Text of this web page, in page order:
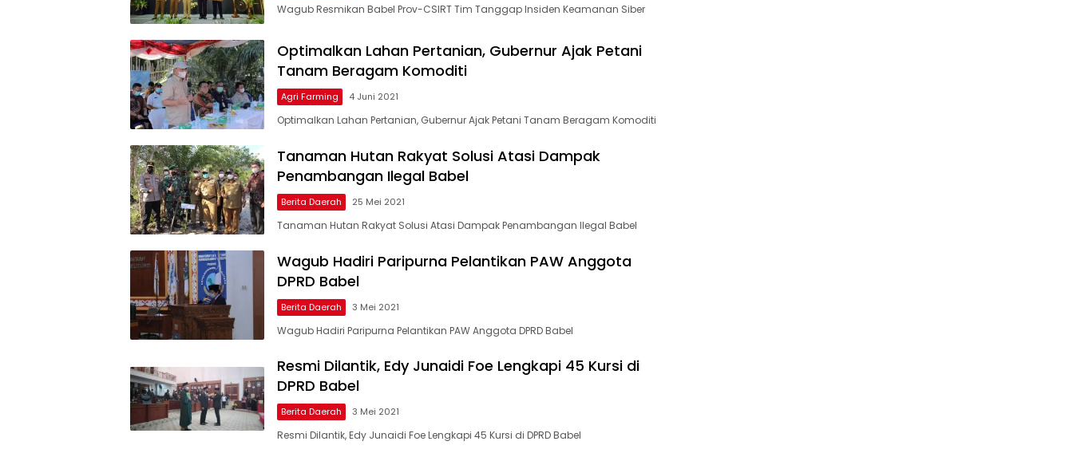
Wagub Resmikan Babel Prov-CSIRT Tim Tanggap Insiden Keamanan Siber
Optimalkan Lahan Pertanian, Gubernur Ajak Petani
Tanam Beragam Komoditi
Agri Farming 4 Juni 2021
Optimalkan Lahan Pertanian, Gubernur Ajak Petani Tanam Beragam Komoditi
Tanaman Hutan Rakyat Solusi Atasi Dampak
Penambangan Ilegal Babel
Berita Daerah 25 Mei 2021
Tanaman Hutan Rakyat Solusi Atasi Dampak Penambangan Ilegal Babel
Wagub Hadiri Paripurna Pelantikan PAW Anggota
DPRD Babel
Berita Daerah 3 Mei 2021
Wagub Hadiri Paripurna Pelantikan PAW Anggota DPRD Babel
Resmi Dilantik, Edy Junaidi Foe Lengkapi 45 Kursi di
DPRD Babel
Berita Daerah 3 Mei 2021
Resmi Dilantik, Edy Junaidi Foe Lengkapi 45 Kursi di DPRD Babel